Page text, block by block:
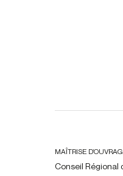
MAÎTRISE
Conseil Régional